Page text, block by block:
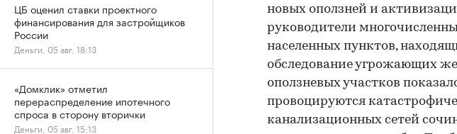
новых оползней и
руководители
населенных пунктов,
обследование угрожающих
оползневых участков
провоцируются
канализационных сетей
ЦБ оценил ставки проектного
финансирования для застройщиков
России
Деньги, 05 авг, 18:13
«Домклик» отметил
перераспределение ипотечного
спроса в сторону вторички
Деньги, 05 авг, 15:13